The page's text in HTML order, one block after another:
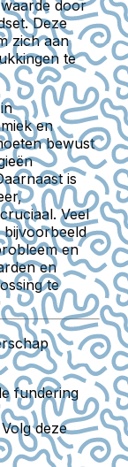
door
Deze
zich aan
te
en
bewust
is
Veel
en
en
te
fundering
deze